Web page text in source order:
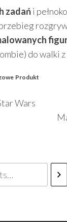
zadańi
do walki
Produkt
Wars